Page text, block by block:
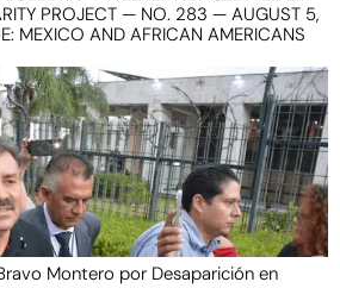
PROJECT — NO. 283 — AUGUST 5,
MEXICO AND AFRICAN AMERICANS
Montero por Desaparición en